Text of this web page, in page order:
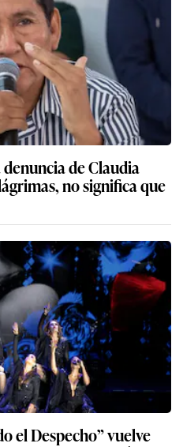
de Claudia
no significa que
el Despecho” vuelve